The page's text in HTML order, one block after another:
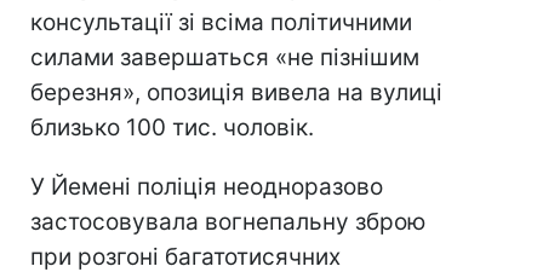
консультації зі всіма політичними
силами завершаться «не пізнішим
березня», опозиція вивела на вулиці
близько 100 тис. чоловік.
У Йемені поліція неодноразово
застосовувала вогнепальну зброю
при розгоні багатотисячних